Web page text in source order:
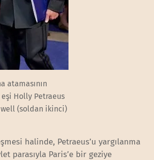
atamasının
Holly Petraeus
(soldan ikinci)
halinde, Petraeus’u yargılanma
parasıyla Paris’e bir geziye